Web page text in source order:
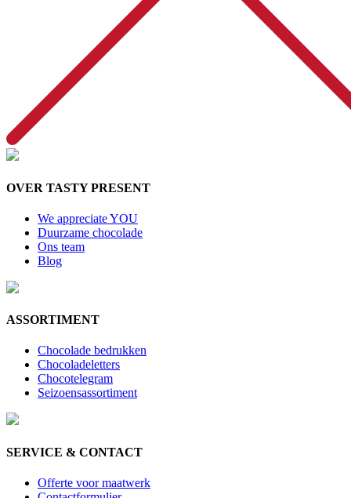
OVER TASTY PRESENT
We appreciate YOU
Duurzame chocolade
Ons team
Blog
ASSORTIMENT
Chocolade bedrukken
Chocoladeletters
Chocotelegram
Seizoensassortiment
SERVICE & CONTACT
Offerte voor maatwerk